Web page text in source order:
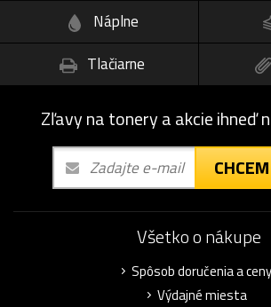
Náplne
Tlačiarne
Zľavy na tonery a akcie ihneď
Všetko o nákupe
Spôsob doručenia a ceny
Výdajné miesta